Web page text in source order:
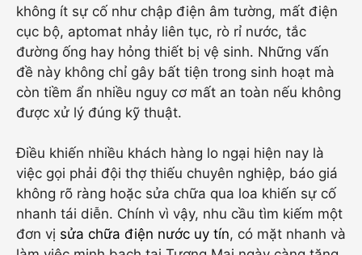
không ít sự cố như chập điện âm tường, mất điện
cục bộ, aptomat nhảy liên tục, rò rỉ nước, tắc
đường ống hay hỏng thiết bị vệ sinh. Những vấn
đề này không chỉ gây bất tiện trong sinh hoạt mà
còn tiềm ẩn nhiều nguy cơ mất an toàn nếu không
được xử lý đúng kỹ thuật.
Điều khiến nhiều khách hàng lo ngại hiện nay là
việc gọi phải đội thợ thiếu chuyên nghiệp, báo giá
không rõ ràng hoặc sửa chữa qua loa khiến sự cố
nhanh tái diễn. Chính vì vậy, nhu cầu tìm kiếm một
đơn vị sửa chữa điện nước uy tín, có mặt nhanh và